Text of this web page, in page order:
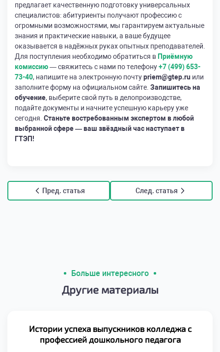
предлагает качественную подготовку универсальных
специалистов: абитуриенты получают профессию с
огромными возможностями, мы гарантируем актуальные
знания и практические навыки, а ваше будущее
оказывается в надёжных руках опытных преподавателей.
Для поступления необходимо обратиться в Приёмную
комиссию— свяжитесь с нами по телефону+7 (499) 653-
73-40, напишите на электронную почтуpriem@gtep.ru или
заполните форму на официальном сайте. Запишитесь на
обучение, выберите свой путь в делопроизводстве,
подайте документы и начните успешную карьеру уже
сегодня. Станьте востребованным экспертом в любой
выбранной сфере — ваш звёздный час наступает в
ГТЭП!
Пред. статья След. статья
Больше интересного
Другие материалы
Истории успеха выпускников колледжа с
профессией дошкольного педагога